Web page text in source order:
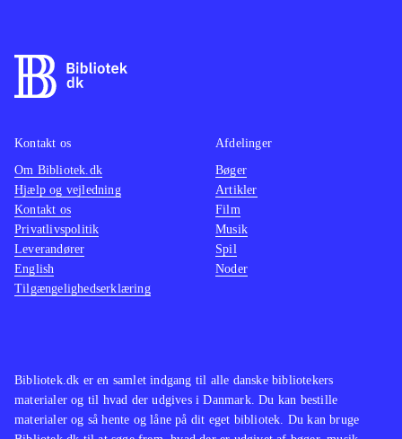
Bibliotek.dk er en samlet indgang til alle danske bibliotekers
materialer og til hvad der udgives i Danmark. Du kan bestille
materialer og så hente og låne på dit eget bibliotek. Du kan bruge
Kontakt os
Om Bibliotek.dk
Hjælp og vejledning
Kontakt os
Privatlivspolitik
Leverandører
English
Tilgængelighedserklæring
Afdelinger
Bøger
Artikler
Film
Musik
Spil
Noder